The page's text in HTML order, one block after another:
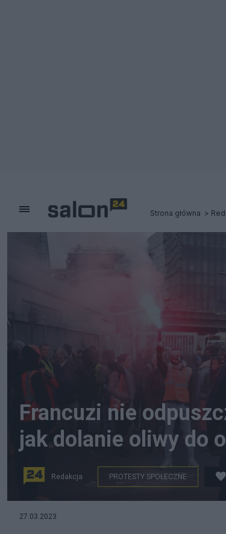
Strona główna
Francuzi nie
jak dolanie oliwy do
Redakcja PROTESTY SPOŁECZNE
27.03.2023